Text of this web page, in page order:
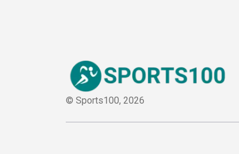
© Sports100, 2026